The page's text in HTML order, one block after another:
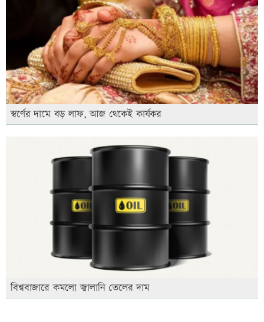
স্বর্ণের দামে বড় লাফ, আজ থেকেই কার্যকর
বিশ্ববাজারে কমলো জ্বালানি তেলের দাম